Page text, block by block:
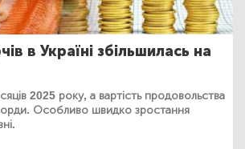
в Україні збільшилась на
2025 року, а вартість продовольства
Особливо швидко зростання